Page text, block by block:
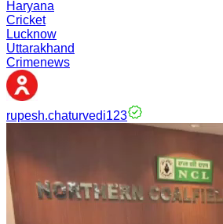
Haryana
Cricket
Lucknow
Uttarakhand
Crimenews
rupesh.chaturvedi123